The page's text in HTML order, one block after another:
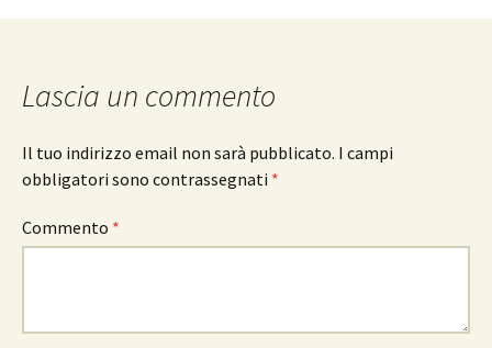
Lascia un commento
Il tuo indirizzo email non sarà pubblicato. I campi
obbligatori sono contrassegnati *
Commento *